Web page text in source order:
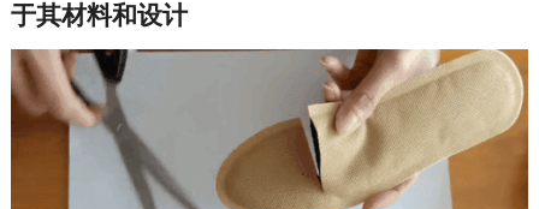
于其材料和设计